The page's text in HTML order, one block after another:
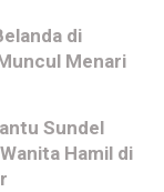
di
Menari
Sundel
Hamil di